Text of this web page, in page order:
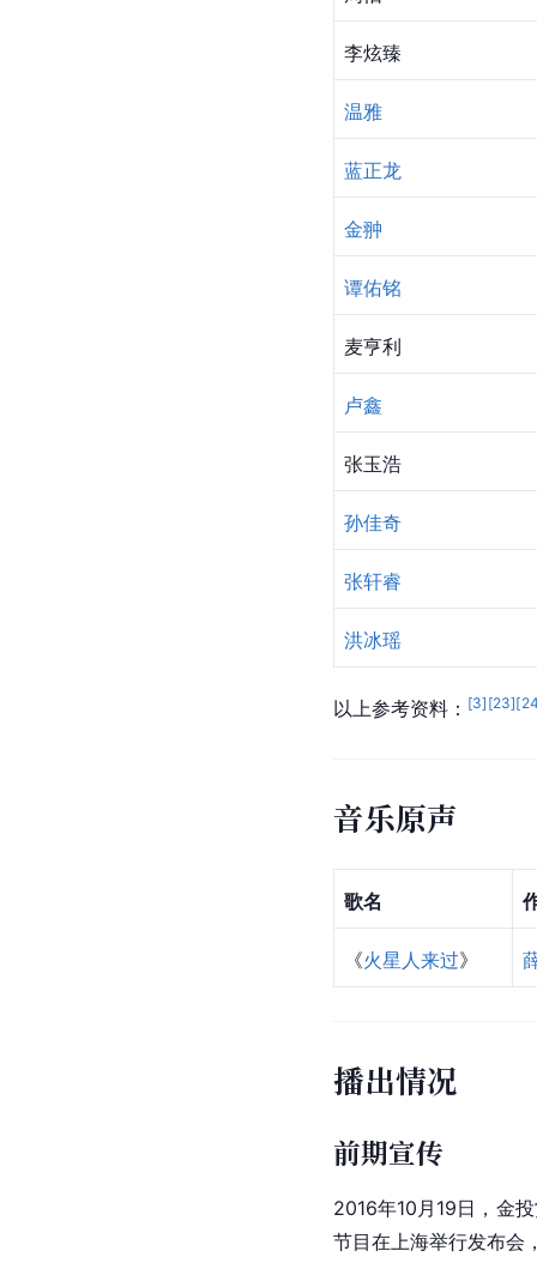
李炫臻
温雅
蓝正龙
金翀
谭佑铭
麦亨利
卢鑫
张玉浩
孙佳奇
张轩睿
洪冰瑶
以上参考资料： [3] [23][
音乐原声
歌名
《火星人来过》
播出情况
前期宣传
2016年10月19日，金
节目在上海举行发布会